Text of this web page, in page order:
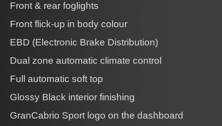
Front & rear foglights
Front flick-up in body colour
EBD (Electronic Brake Distribution)
Dual zone automatic climate control
Full automatic soft top
Glossy Black interior finishing
GranCabrio Sport logo on the dashboard